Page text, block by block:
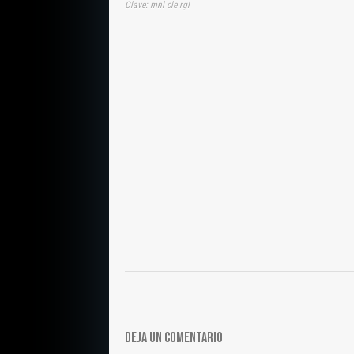
Clave: mnl cle rgl
DEJA UN COMENTARIO